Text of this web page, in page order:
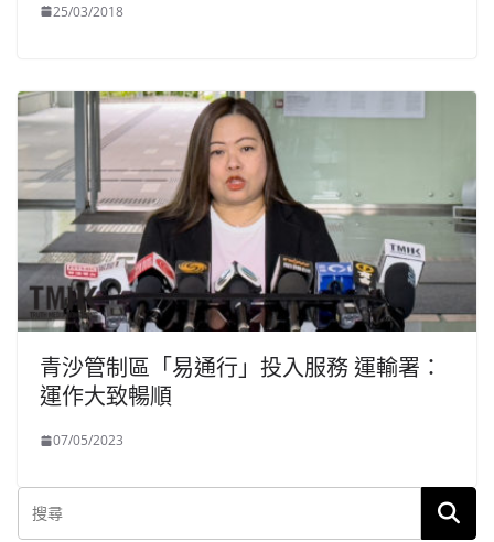
25/03/2018
青沙管制區「易通行」投入服務 運輸署：
運作大致暢順
07/05/2023